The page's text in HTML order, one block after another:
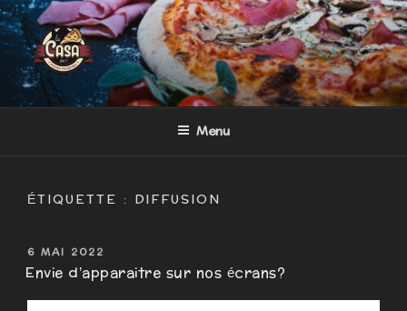
LA CASA
Pizzas fraiches et artisanales à emporter 24/7
Menu
ÉTIQUETTE : DIFFUSION
6 MAI 2022
Envie d’apparaitre sur nos écrans?